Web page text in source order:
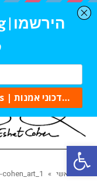
פתח סרגל נגישות
ראשי »